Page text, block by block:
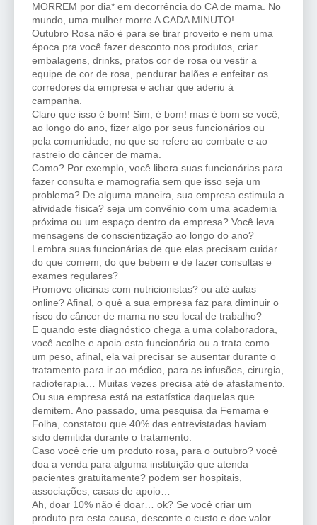
MORREM por dia* em decorrência do CA de mama. No
mundo, uma mulher morre A CADA MINUTO!
Outubro Rosa não é para se tirar proveito e nem uma
época pra você fazer desconto nos produtos, criar
embalagens, drinks, pratos cor de rosa ou vestir a
equipe de cor de rosa, pendurar balões e enfeitar os
corredores da empresa e achar que aderiu à
campanha.
Claro que isso é bom! Sim, é bom! mas é bom se você,
ao longo do ano, fizer algo por seus funcionários ou
pela comunidade, no que se refere ao combate e ao
rastreio do câncer de mama.
Como? Por exemplo, você libera suas funcionárias para
fazer consulta e mamografia sem que isso seja um
problema? De alguma maneira, sua empresa estimula a
atividade física? seja um convênio com uma academia
próxima ou um espaço dentro da empresa? Você leva
mensagens de conscientização ao longo do ano?
Lembra suas funcionárias de que elas precisam cuidar
do que comem, do que bebem e de fazer consultas e
exames regulares?
Promove oficinas com nutricionistas? ou até aulas
online? Afinal, o quê a sua empresa faz para diminuir o
risco do câncer de mama no seu local de trabalho?
E quando este diagnóstico chega a uma colaboradora,
você acolhe e apoia esta funcionária ou a trata como
um peso, afinal, ela vai precisar se ausentar durante o
tratamento para ir ao médico, para as infusões, cirurgia,
radioterapia… Muitas vezes precisa até de afastamento.
Ou sua empresa está na estatística daquelas que
demitem. Ano passado, uma pesquisa da Femama e
Folha, constatou que 40% das entrevistadas haviam
sido demitida durante o tratamento.
Caso você crie um produto rosa, para o outubro? você
doa a venda para alguma instituição que atenda
pacientes gratuitamente? podem ser hospitais,
associações, casas de apoio…
Ah, doar 10% não é doar… ok? Se você criar um
produto pra esta causa, desconte o custo e doe valor